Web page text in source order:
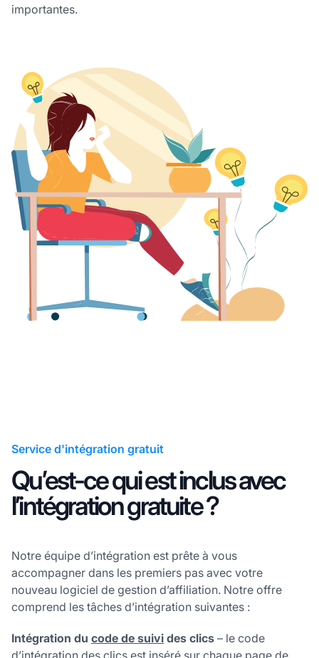
importantes.
Service d'intégration gratuit
Qu’est-ce qui est inclus avec
l’intégration gratuite ?
Notre équipe d’intégration est prête à vous
accompagner dans les premiers pas avec votre
nouveau logiciel de gestion d’affiliation. Notre offre
comprend les tâches d’intégration suivantes :
Intégration du code de suivi des clics – le code
d’intégration des clics est inséré sur chaque page de